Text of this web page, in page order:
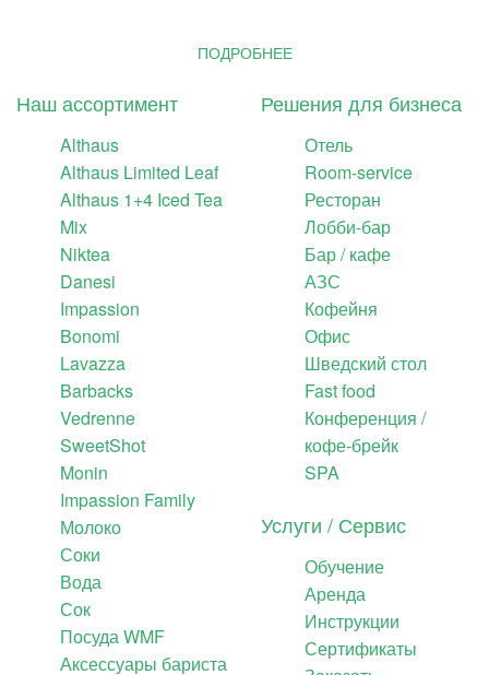
ПОДРОБНЕЕ
Наш ассортимент
Althaus
Althaus Limited Leaf
Althaus 1+4 Iced Tea
Mix
Niktea
Danesi
Impassion
Bonomi
Lavazza
Barbacks
Vedrenne
SweetShot
Monin
Impassion Family
Молоко
Соки
Вода
Сок
Посуда WMF
Аксессуары бариста
Решения для бизнеса
Отель
Room-service
Ресторан
Лобби-бар
Бар / кафе
АЗС
Кофейня
Офис
Шведский стол
Fast food
Конференция /
кофе-брейк
SPA
Услуги / Сервис
Обучение
Аренда
Инструкции
Сертификаты